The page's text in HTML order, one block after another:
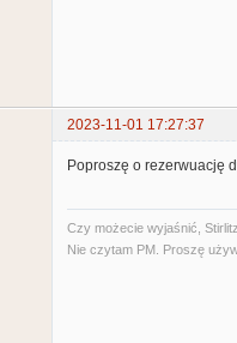
2023-11-01 17:27:37
Poproszę o rezerwuację
Czy możecie wyjaśnić,
Nie czytam PM. Proszę